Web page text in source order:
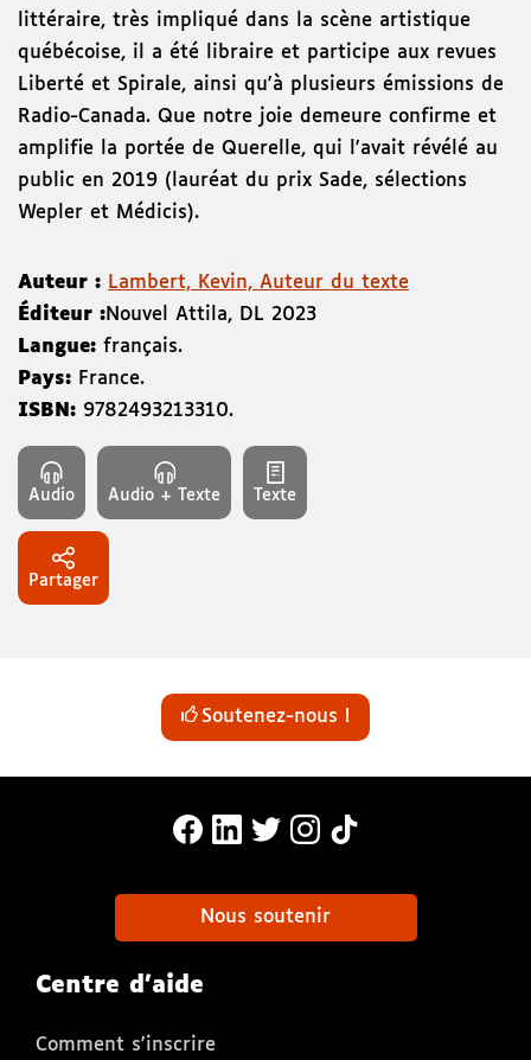
littéraire, très impliqué dans la scène artistique
québécoise, il a été libraire et participe aux revues
Liberté et Spirale, ainsi qu'à plusieurs émissions de
Radio-Canada. Que notre joie demeure confirme et
amplifie la portée de Querelle, qui l'avait révélé au
public en 2019 (lauréat du prix Sade, sélections
Wepler et Médicis).
Auteur : Lambert, Kevin, Auteur du texte
Éditeur :Nouvel Attila, DL 2023
Langue: français.
Pays: France.
ISBN: 9782493213310.
Audio Audio + Texte Texte
Partager
Soutenez-nous !
MonaLira Sur Facebook (nouvelle
MonaLira Sur Linkedin
MonaLira Sur Twitter
MonaLira Sur
Nous soutenir
Centre d'aide
Comment s'inscrire